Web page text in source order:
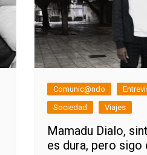
Comunic@ndo
Sociedad
Viajes
Mamadu Dialo,
es dura, pero sigo